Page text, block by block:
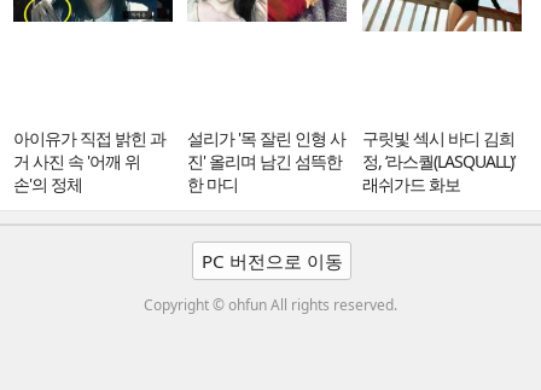
아이유가 직접 밝힌 과
거 사진 속 '어깨 위
손'의 정체
설리가 '목 잘린 인형 사
진' 올리며 남긴 섬뜩한
한 마디
구릿빛 섹시 바디 김희
정, ‘라스퀄(LASQUALL)’
래쉬가드 화보
PC 버전으로 이동
Copyright © ohfun All rights reserved.